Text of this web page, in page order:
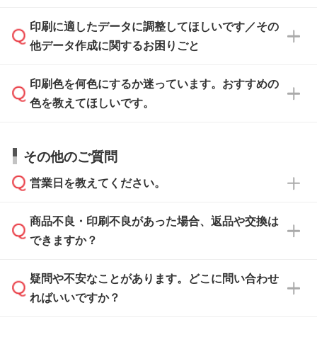
ご入稿後は経験豊富なスタッフがデータに不備
がないかチェックし、お客様と確認してから印
刷に進みますので、ご安心ください。
入稿用のテンプレートはPDF形式ですが、
IllustratorやPhotoshopで開いてご利用いただけ
方」をご確認ください。
印刷に適したデータ・解像度かどうか、担当ス
タッフが事前に確認いたします。
ムへ添付いただくか、担当スタッフ宛にメール
でお送りください。
い合わせください。
なお、印刷用データの作り方に関する詳細は、
印刷に適したデータに調整してほしいです／その
他データ作成に関するお困りごと
データ作成でお困りの際には、担当スタッフが
サポートいたしますのでお気軽にご相談くださ
から添付してお送りください。
・解像度の低いデータをトレース/調整してほ
しい
解像度の低い画像や、手書きのイラスト、写真
などを、印刷に適したベクターデータに変換し
・フルカラーデータを1色に変換してほしい
印刷色を何色にするか迷っています。おすすめの
色を教えてほしいです。
お見積・ご注文・
相談いただきますと、担当スタッフがお客様の
ご希望や商品の本体色を確認し、印刷色をご提
本体色がブラック、ネイビーなど濃色の場合は
白色か淡い色の印刷色をおすすめしておりま
す。
本体色がナチュラルなど淡色の場合、印刷をく
っきりと目立たせたいときは濃い印刷色が、柔
らかい雰囲気にしたいときは淡い印刷色が映え
その他のご質問
営業日を教えてください。
営業日は平日の10:00～18:00で、土日祝日はお
休みとなります。注文・見積・お問い合わせ
速やかに対応いたします。
商品不良・印刷不良があった場合、返品や交換は
できますか？
お手数をお掛けいたしますが、至急担当スタッ
フまでご連絡ください。商品の状況を確認し、
疑問や不安なことがあります。どこに問い合わせ
ればいいですか？